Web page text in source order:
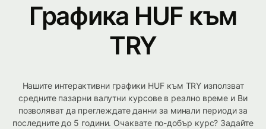
Графика HUF към
TRY
Нашите интерактивни графики HUF към TRY използват
средните пазарни валутни курсове в реално време и Ви
позволяват да преглеждате данни за минали периоди за
последните до 5 години. Очаквате по-добър курс? Задайте